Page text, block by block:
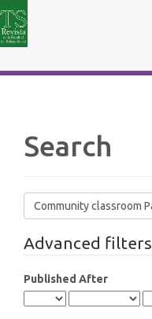
Sidebar
Search
Search
articles
Advanced filters
Published After